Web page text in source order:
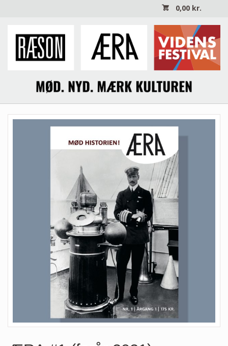
0,00 kr.